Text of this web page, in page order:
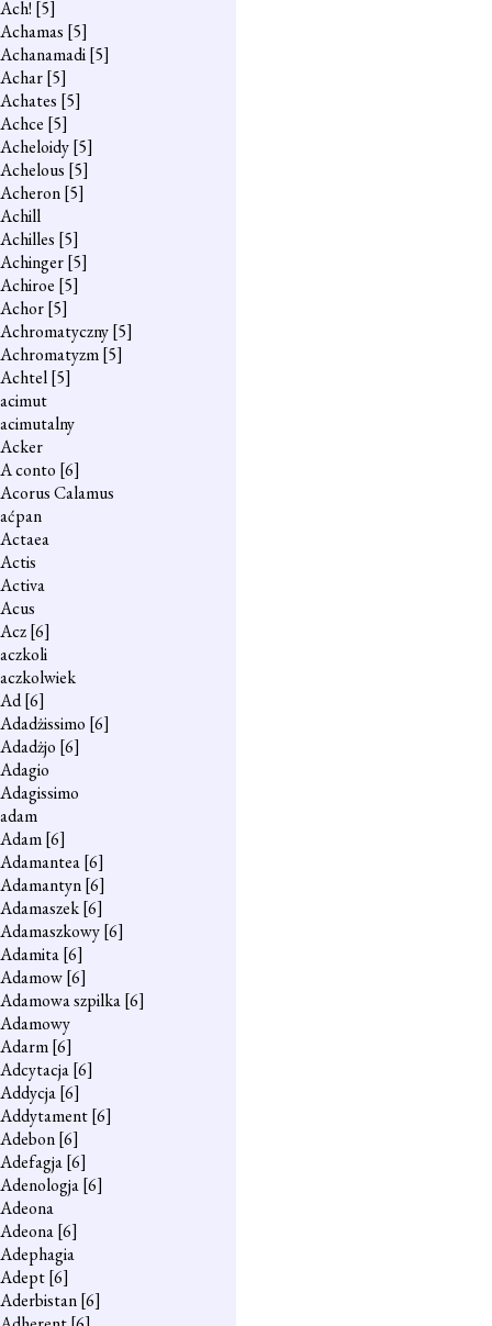
Ach! [5]
Achamas [5]
Achanamadi[5]
Achar[5]
Achates [5]
Achce [5]
Acheloidy[5]
Achelous [5]
Acheron[5]
Achill
Achilles [5]
Achinger[5]
Achiroe [5]
Achor[5]
Achromatyczny[5]
Achromatyzm[5]
Achtel[5]
acimut
acimutalny
Acker
A conto [6]
Acorus Calamus
aćpan
Actaea
Actis
Activa
Acus
Acz[6]
aczkoli
aczkolwiek
Ad[6]
Adadżissimo [6]
Adadżjo [6]
Adagio
Adagissimo
adam
Adam[6]
Adamantea[6]
Adamantyn[6]
Adamaszek[6]
Adamaszkowy[6]
Adamita[6]
Adamow[6]
Adamowa szpilka[6]
Adamowy
Adarm[6]
Adcytacja[6]
Addycja[6]
Addytament[6]
Adebon[6]
Adefagja[6]
Adenologja[6]
Adeona
Adeona[6]
Adephagia
Adept[6]
Aderbistan[6]